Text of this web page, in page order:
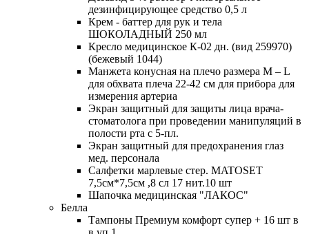
дезинфицирующее средство 0,5 л
Крем - баттер для рук и тела
ШОКОЛАДНЫЙ 250 мл
Кресло медицинское К-02 дн. (вид 259970)
(бежевый 1044)
Манжета конусная на плечо размера М – L
для обхвата плеча 22-42 см для прибора для
измерения артериа
Экран защитный для защиты лица врача-
стоматолога при проведении манипуляций в
полости рта с 5-пл.
Экран защитный для предохранения глаз
мед. персонала
Салфетки марлевые стер. MATOSET
7,5см*7,5см ,8 сл 17 нит.10 шт
Шапочка медицинская "ЛАКОС"
Белла
Тампоны Премиум комфорт супер + 16 шт в